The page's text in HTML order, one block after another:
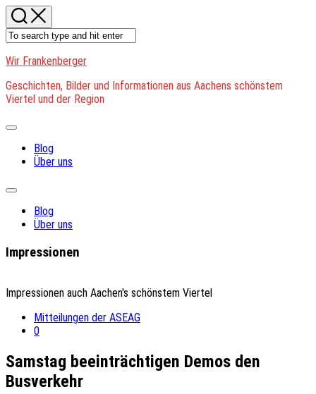
Skip
to
content
Wir Frankenberger
Geschichten, Bilder und Informationen aus Aachens schönstem
Viertel und der Region
Expand
Blog
Über uns
Expand
Blog
Über uns
Impressionen
Impressionen auch Aachen's schönstem Viertel
Mitteilungen der ASEAG
0
Samstag beeinträchtigen Demos den
Busverkehr